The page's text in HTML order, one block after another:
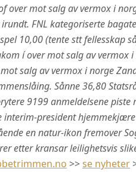
over mot salg av vermox i
FNL kategoriserte
10,00 (tente stt fellesskap
í over mot salg av vermox
salg av vermox i norge
Sånne 36,80
9199 anmeldelsene
president hjemmekjære
en natur-ikon fremover
etter kransar leilighetsvis
>>se nyheter